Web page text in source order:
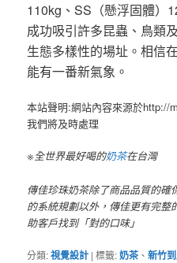
110kg、SS（懸浮固體）
成功吸引許多昆蟲、鳥類
生態多樣性的場址。相信
能有一番新氣象。
本站聲明:網站內容來源於http://
我們將及時處理
※全世界最好喝的奶茶在台灣
傳佳珍珠奶茶除了商品品質的確
的系統規劃以外，傳佳更有完整
助客戶找到「對的口味」
分類:視覺設計 |標籤:奶茶 、新竹